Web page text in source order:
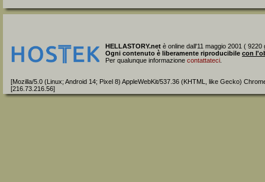
HELLASTORY.net è online dall'11 maggio 2001 ( 9220
Ogni contenuto è liberamente riproducibile con
Per qualunque informazione contattateci
[Mozilla/5.0 (Linux; Android 14; Pixel 8) AppleWebKit/537.36 (KHTML, like Gecko)
[216.73.216.56]